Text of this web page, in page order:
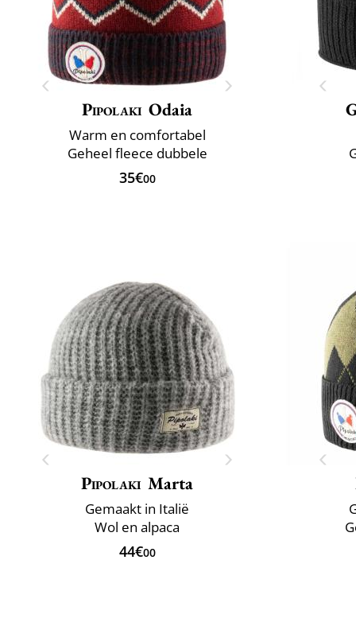
Pipolaki Odaia
Warm en comfortabel
Geheel fleece dubbele
35€00
Pipolaki Marta
Gemaakt in Italië
Wol en alpaca
44€00